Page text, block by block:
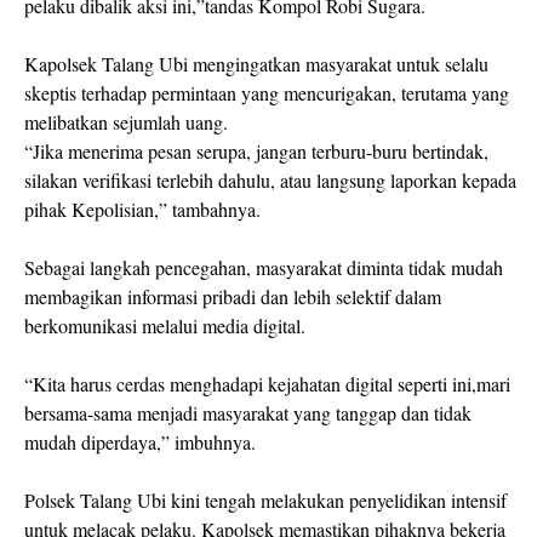
pelaku dibalik aksi ini,”tandas Kompol Robi Sugara.
Kapolsek Talang Ubi mengingatkan masyarakat untuk selalu
skeptis terhadap permintaan yang mencurigakan, terutama yang
melibatkan sejumlah uang.
“Jika menerima pesan serupa, jangan terburu-buru bertindak,
silakan verifikasi terlebih dahulu, atau langsung laporkan kepada
pihak Kepolisian,” tambahnya.
Sebagai langkah pencegahan, masyarakat diminta tidak mudah
membagikan informasi pribadi dan lebih selektif dalam
berkomunikasi melalui media digital.
“Kita harus cerdas menghadapi kejahatan digital seperti ini,mari
bersama-sama menjadi masyarakat yang tanggap dan tidak
mudah diperdaya,” imbuhnya.
Polsek Talang Ubi kini tengah melakukan penyelidikan intensif
untuk melacak pelaku. Kapolsek memastikan pihaknya bekerja